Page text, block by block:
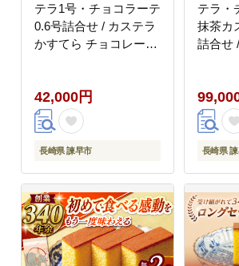
テラ1号・チョコラーテ
0.6号詰合せ / カステラ
かすてら チョコレート
軒 [AHCT004]
42,000円
長崎県 諫早市
テラ・
抹茶カ
詰合せ
諫早市
軒
長崎県